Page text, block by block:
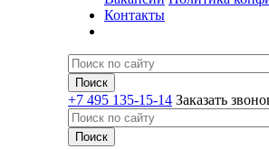
Контакты
+7 495 135-15-14 Заказать